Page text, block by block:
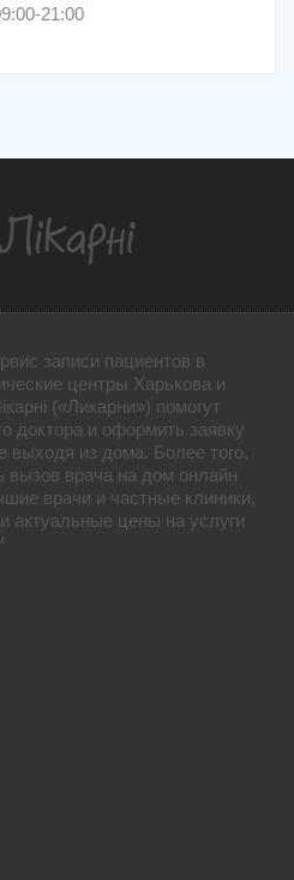
21:00
записи пациентов в
центры Харькова и
(«Ликарни») помогут
доктора и оформить заявку
выходя из дома. Более того,
врача на дом онлайн
врачи и частные клиники,
актуальные цены на услуги